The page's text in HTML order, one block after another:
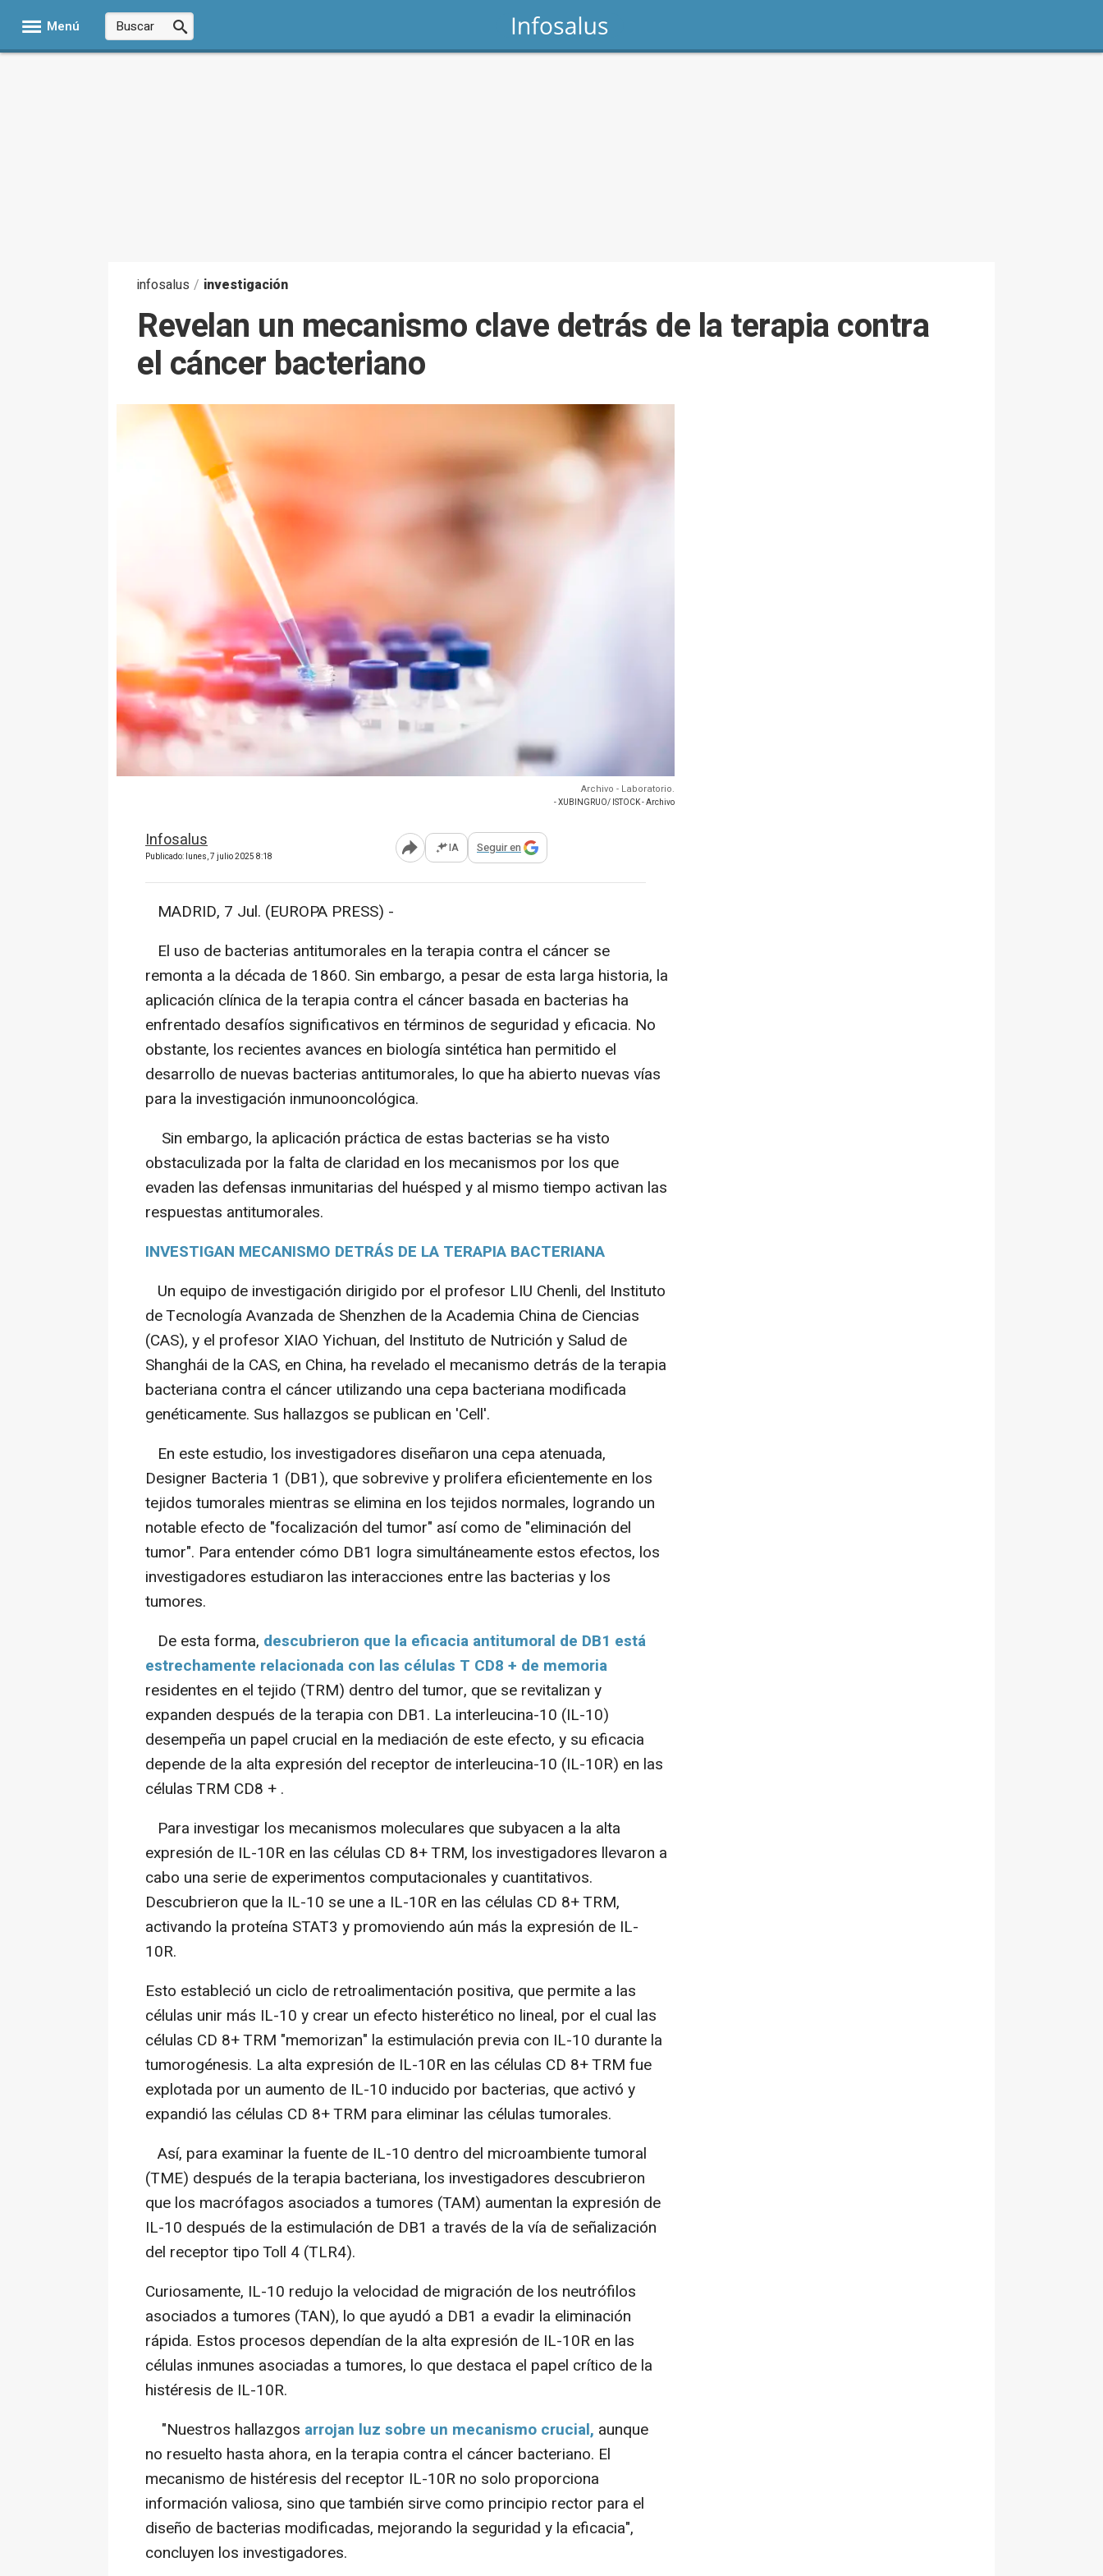
Menú
infosalus / investigación
Revelan un mecanismo clave detrás de la terapia contra
el cáncer bacteriano
Archivo - Laboratorio.
- XUBINGRUO/ ISTOCK - Archivo
Infosalus
Publicado: lunes, 7 julio 2025 8:18 Abrir opciones para compartir
IA Seguir en
MADRID, 7 Jul. (EUROPA PRESS) -
El uso de bacterias antitumorales en la terapia contra el cáncer se
remonta a la década de 1860. Sin embargo, a pesar de esta larga historia, la
aplicación clínica de la terapia contra el cáncer basada en bacterias ha
enfrentado desafíos significativos en términos de seguridad y eficacia. No
obstante, los recientes avances en biología sintética han permitido el
desarrollo de nuevas bacterias antitumorales, lo que ha abierto nuevas vías
para la investigación inmunooncológica.
Sin embargo, la aplicación práctica de estas bacterias se ha visto
obstaculizada por la falta de claridad en los mecanismos por los que
evaden las defensas inmunitarias del huésped y al mismo tiempo activan las
respuestas antitumorales.
INVESTIGAN MECANISMO DETRÁS DE LA TERAPIA BACTERIANA
Un equipo de investigación dirigido por el profesor LIU Chenli, del Instituto
de Tecnología Avanzada de Shenzhen de la Academia China de Ciencias
(CAS), y el profesor XIAO Yichuan, del Instituto de Nutrición y Salud de
Shanghái de la CAS, en China, ha revelado el mecanismo detrás de la terapia
bacteriana contra el cáncer utilizando una cepa bacteriana modificada
genéticamente. Sus hallazgos se publican en 'Cell'.
En este estudio, los investigadores diseñaron una cepa atenuada,
Designer Bacteria 1 (DB1), que sobrevive y prolifera eficientemente en los
tejidos tumorales mientras se elimina en los tejidos normales, logrando un
notable efecto de "focalización del tumor" así como de "eliminación del
tumor". Para entender cómo DB1 logra simultáneamente estos efectos, los
investigadores estudiaron las interacciones entre las bacterias y los
tumores.
De esta forma, descubrieron que la eficacia antitumoral de DB1 está
estrechamente relacionada con las células T CD8 + de memoria
residentes en el tejido (TRM) dentro del tumor, que se revitalizan y
expanden después de la terapia con DB1. La interleucina-10 (IL-10)
desempeña un papel crucial en la mediación de este efecto, y su eficacia
depende de la alta expresión del receptor de interleucina-10 (IL-10R) en las
células TRM CD8 + .
Para investigar los mecanismos moleculares que subyacen a la alta
expresión de IL-10R en las células CD 8+ TRM, los investigadores llevaron a
cabo una serie de experimentos computacionales y cuantitativos.
Descubrieron que la IL-10 se une a IL-10R en las células CD 8+ TRM,
activando la proteína STAT3 y promoviendo aún más la expresión de IL-
10R.
Esto estableció un ciclo de retroalimentación positiva, que permite a las
células unir más IL-10 y crear un efecto histerético no lineal, por el cual las
células CD 8+ TRM "memorizan" la estimulación previa con IL-10 durante la
tumorogénesis. La alta expresión de IL-10R en las células CD 8+ TRM fue
explotada por un aumento de IL-10 inducido por bacterias, que activó y
expandió las células CD 8+ TRM para eliminar las células tumorales.
Así, para examinar la fuente de IL-10 dentro del microambiente tumoral
(TME) después de la terapia bacteriana, los investigadores descubrieron
que los macrófagos asociados a tumores (TAM) aumentan la expresión de
IL-10 después de la estimulación de DB1 a través de la vía de señalización
del receptor tipo Toll 4 (TLR4).
Curiosamente, IL-10 redujo la velocidad de migración de los neutrófilos
asociados a tumores (TAN), lo que ayudó a DB1 a evadir la eliminación
rápida. Estos procesos dependían de la alta expresión de IL-10R en las
células inmunes asociadas a tumores, lo que destaca el papel crítico de la
histéresis de IL-10R.
"Nuestros hallazgos arrojan luz sobre un mecanismo crucial, aunque
no resuelto hasta ahora, en la terapia contra el cáncer bacteriano. El
mecanismo de histéresis del receptor IL-10R no solo proporciona
información valiosa, sino que también sirve como principio rector para el
diseño de bacterias modificadas, mejorando la seguridad y la eficacia",
concluyen los investigadores.